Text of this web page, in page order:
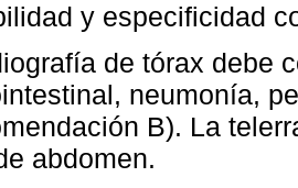
y especificidad
de tórax debe
neumonía,
B). La
abdomen.